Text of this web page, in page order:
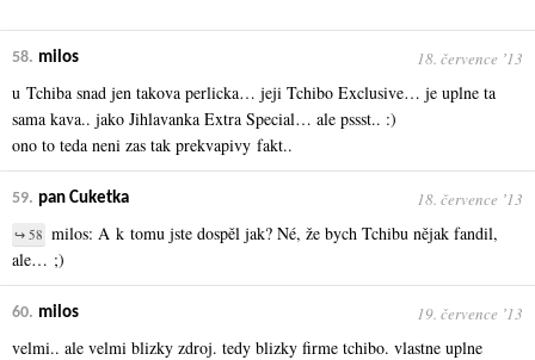
58. milos 18. července ʼ13
u Tchiba snad jen takova perlicka… jeji Tchibo Exclusive… je uplne ta
sama kava.. jako Jihlavanka Extra Special… ale pssst.. :)
ono to teda neni zas tak prekvapivy fakt..
59. pan Cuketka 18. července ʼ13
↪ 58 milos: A k tomu jste dospěl jak? Né, že bych Tchibu nějak fandil,
ale… ;)
60. milos 19. července ʼ13
velmi.. ale velmi blizky zdroj. tedy blizky firme tchibo. vlastne uplne